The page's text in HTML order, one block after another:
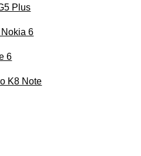
Plus
6
6
K8 Note